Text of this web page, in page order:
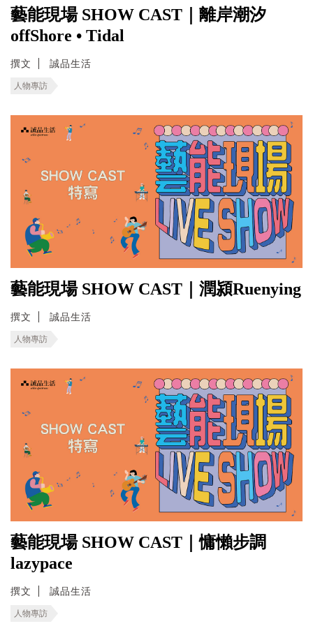
藝能現場 SHOW CAST｜離岸潮汐
offShore • Tidal
撰文 誠品生活
人物專訪
藝能現場 SHOW CAST｜潤潁Ruenying
撰文 誠品生活
人物專訪
藝能現場 SHOW CAST｜慵懶步調
lazypace
撰文 誠品生活
人物專訪